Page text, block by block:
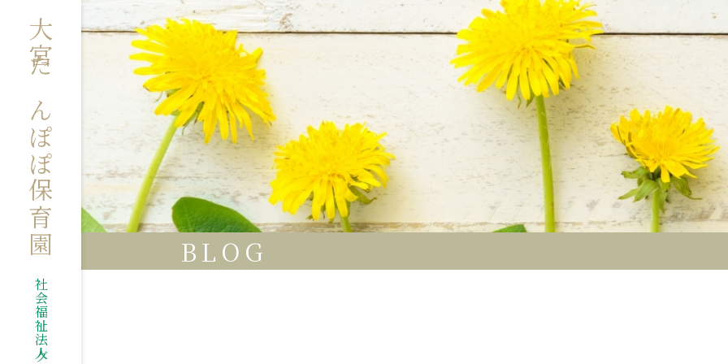
大宮たんぽぽ保育園 BLOG